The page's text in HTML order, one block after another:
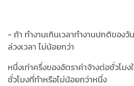
- ถ้า ทำงานเกินเวลาทำงานปกติของวั
ล่วงเวลา ไม่น้อยกว่า
หนึ่งเท่าครึ่งของอัตราค่าจ้างต่อชั่วโม
ชั่วโมงที่ทำหรือไม่น้อยกว่าหนึ่ง